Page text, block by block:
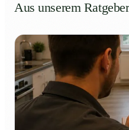
Aus unserem Ratgeber